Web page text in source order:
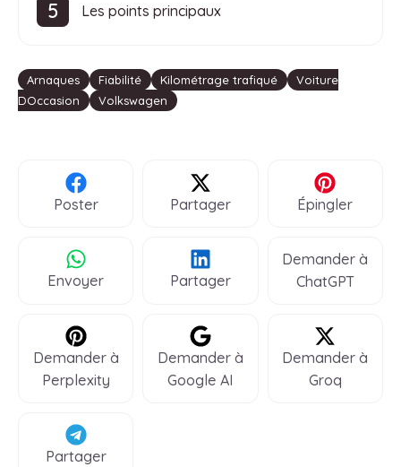
Les points principaux
Étiquettes
Arnaques Fiabilité Kilométrage trafiqué
Voiture
DOccasion
Volkswagen
Poster Partager Épingler
Envoyer Partager
Demander à
ChatGPT
Demander à
Perplexity
Demander à
Google AI
Demander à
Groq
Partager